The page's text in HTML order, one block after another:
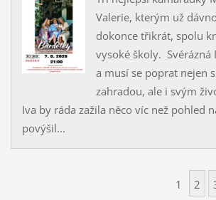
Valerie, kterým už
dokonce třikrát, spolu
vysoké školy. Svérázná
a musí se poprat nejen
zahradou, ale i svým
Iva by ráda zažila něco víc než pohled
povýšil...
1 2